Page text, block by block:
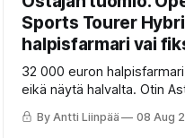
Sports Tourer
halpisfarmari vai
32 000 euron
eikä näytä halvalta. Otin
Tourer Hybridin faceliftin
istuin, oikeita nappeja ja
By Antti Liinpää 08 Aug